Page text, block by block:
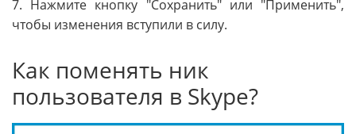
7. Нажмите кнопку "Сохранить" или "Применить",
чтобы изменения вступили в силу.
Как поменять ник
пользователя в Skype?